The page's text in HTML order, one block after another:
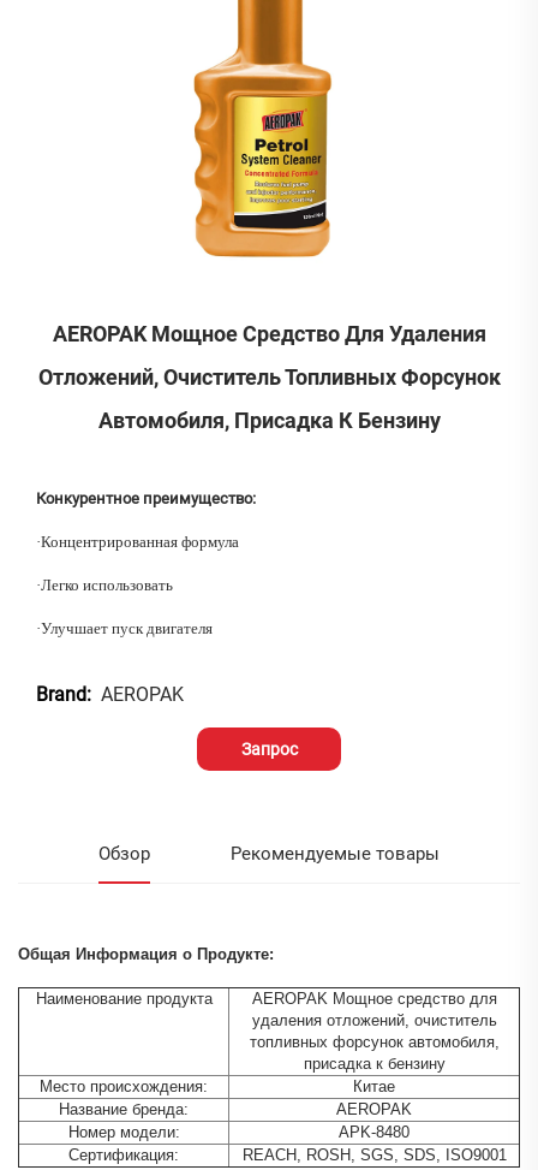
AEROPAK Мощное Средство Для Удаления
Отложений, Очиститель Топливных Форсунок
Автомобиля, Присадка К Бензину
Конкурентное преимущество:
·Концентрированная формула
·Легко использовать
·Улучшает пуск двигателя
Brand: AEROPAK
Запрос
Обзор Рекомендуемые товары
Общая Информация о Продукте:
Наименование продукта
AEROPAK Мощное средство для
удаления отложений, очиститель
топливных форсунок автомобиля,
присадка к бензину
Место происхождения:
Китае
Название бренда:
AEROPAK
Номер модели:
APK-8480
Сертификация:
REACH, ROSH, SGS, SDS, ISO9001